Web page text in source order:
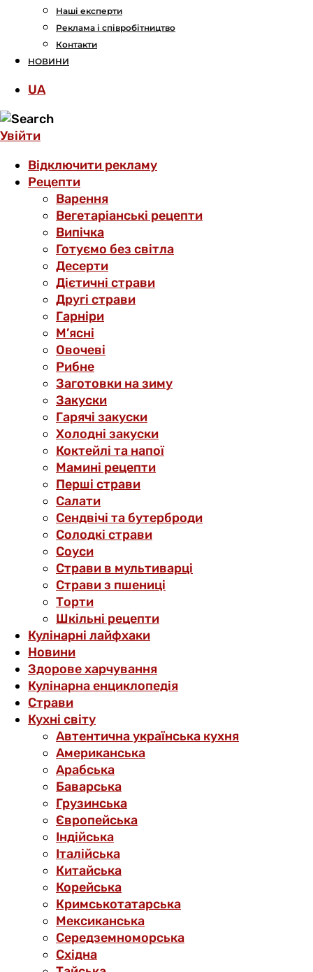
Наші експерти
Реклама і співробітництво
Контакти
НОВИНИ
UA
Увійти
Відключити рекламу
Рецепти
Варення
Вегетаріанські рецепти
Випічка
Готуємо без світла
Десерти
Дієтичні страви
Другі страви
Гарніри
М’ясні
Овочеві
Рибне
Заготовки на зиму
Закуски
Гарячі закуски
Холодні закуски
Коктейлі та напої
Мамині рецепти
Перші страви
Салати
Сендвічі та бутерброди
Солодкі страви
Соуси
Страви в мультиварці
Страви з пшениці
Торти
Шкільні рецепти
Кулінарні лайфхаки
Новини
Здорове харчування
Кулінарна енциклопедія
Страви
Кухні світу
Автентична українська кухня
Американська
Арабська
Баварська
Грузинська
Європейська
Індійська
Італійська
Китайська
Корейська
Кримськотатарська
Мексиканська
Середземноморська
Східна